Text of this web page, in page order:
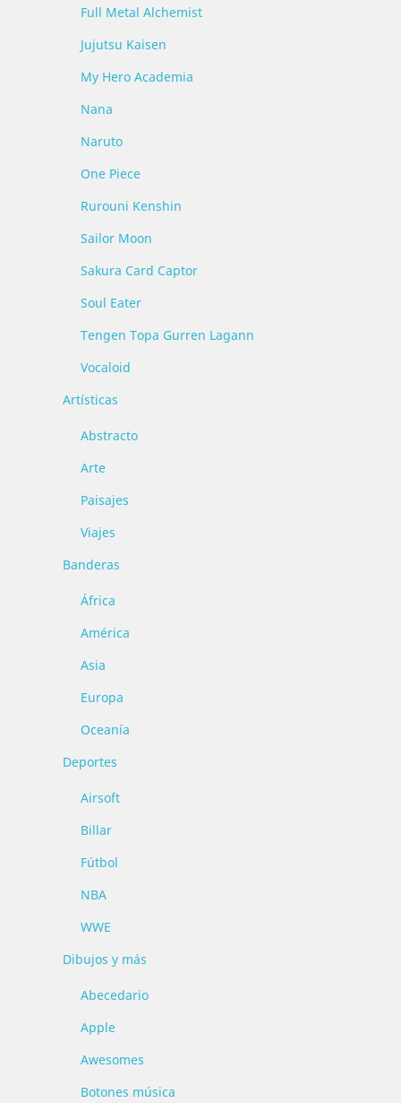
Full Metal Alchemist
Jujutsu Kaisen
My Hero Academia
Nana
Naruto
One Piece
Rurouni Kenshin
Sailor Moon
Sakura Card Captor
Soul Eater
Tengen Topa Gurren Lagann
Vocaloid
Artísticas
Abstracto
Arte
Paisajes
Viajes
Banderas
África
América
Asia
Europa
Oceanía
Deportes
Airsoft
Billar
Fútbol
NBA
WWE
Dibujos y más
Abecedario
Apple
Awesomes
Botones música